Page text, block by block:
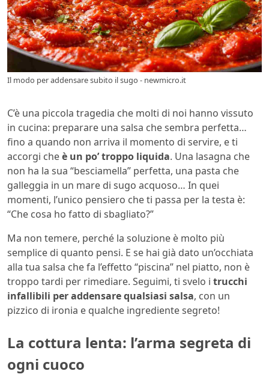
Il modo per addensare subito il sugo - newmicro.it
C’è una piccola tragedia che molti di noi hanno vissuto
in cucina: preparare una salsa che sembra perfetta…
fino a quando non arriva il momento di servire, e ti
accorgi cheè un po’ troppo liquida. Una lasagna che
non ha la sua “besciamella” perfetta, una pasta che
galleggia in un mare di sugo acquoso… In quei
momenti, l’unico pensiero che ti passa per la testa è:
“Che cosa ho fatto di sbagliato?”
Ma non temere, perché la soluzione è molto più
semplice di quanto pensi. E se hai già dato un’occhiata
alla tua salsa che fa l’effetto “piscina” nel piatto, non è
troppo tardi per rimediare. Seguimi, ti svelo i trucchi
infallibili per addensare qualsiasi salsa, con un
pizzico di ironia e qualche ingrediente segreto!
La cottura lenta: l’arma segreta di
ogni cuoco